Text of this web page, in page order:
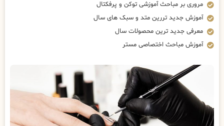
مروری بر مباحث آموزشی توکن و پرفکتال
آموزش جدید تررین متد و سبک های سال
معرفی جدید ترین محصولات سال
آموزش مباحث اختصاصی مستر